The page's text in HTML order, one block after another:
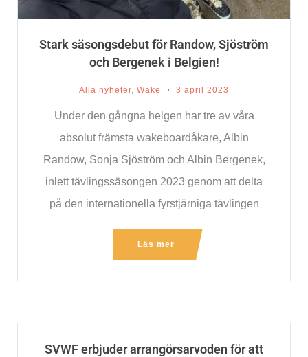
Stark säsongsdebut för Randow, Sjöström
och Bergenek i Belgien!
Alla nyheter Wake 3 april 2023
Under den gångna helgen har tre av våra
absolut främsta wakeboardåkare, Albin
Randow, Sonja Sjöström och Albin Bergenek,
inlett tävlingssäsongen 2023 genom att delta
på den internationella fyrstjärniga tävlingen
Läs mer
SVWF erbjuder arrangörsarvoden för att